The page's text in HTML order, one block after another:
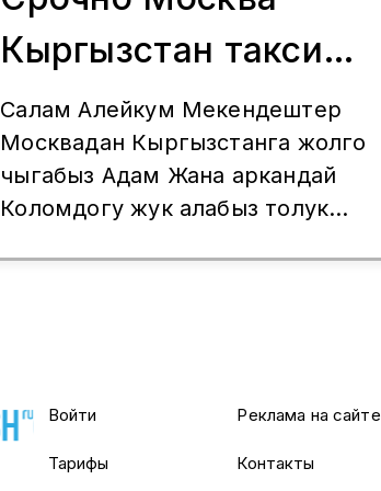
Кыргызстан такси
+79254170608
Салам Алейкум Мекендештер
Москвадан Кыргызстанга жолго
чыгабыз Адам Жана аркандай
Коломдогу жук алабыз толук
Войти Реклама на сайте
Тарифы Контакты